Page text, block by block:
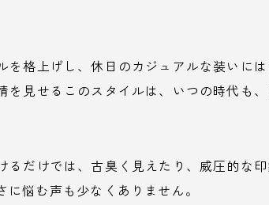
を格上げし、休日のカジュアルな装いに
を見せるこのスタイルは、いつの時代も
るだけでは、古臭く見えたり、威圧的な
悩む声も少なくありません。